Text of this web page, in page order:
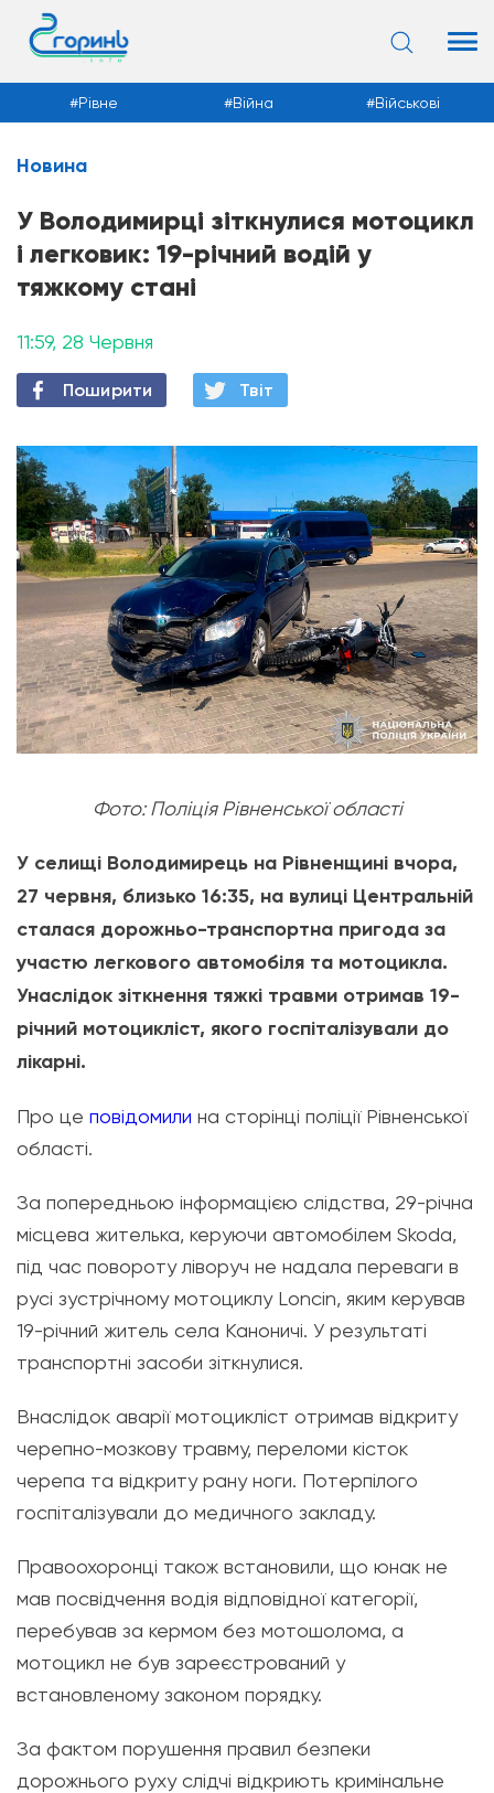
Новини
Рівне Війна Військові
Новина
У Володимирці зіткнулися мотоцикл
і легковик: 19-річний водій у
тяжкому стані
11:59, 28 Червня
Поширити Твiт
Фото: Поліція Рівненської області
У селищі Володимирець на Рівненщині вчора,
27 червня, близько 16:35, на вулиці Центральній
сталася дорожньо-транспортна пригода за
участю легкового автомобіля та мотоцикла.
Унаслідок зіткнення тяжкі травми отримав 19-
річний мотоцикліст, якого госпіталізували до
лікарні.
Про це повідомили на сторінці поліції Рівненської
області.
За попередньою інформацією слідства, 29-річна
місцева жителька, керуючи автомобілем Skoda,
під час повороту ліворуч не надала переваги в
русі зустрічному мотоциклу Loncin, яким керував
19-річний житель села Каноничі. У результаті
транспортні засоби зіткнулися.
Внаслідок аварії мотоцикліст отримав відкриту
черепно-мозкову травму, переломи кісток
черепа та відкриту рану ноги. Потерпілого
госпіталізували до медичного закладу.
Правоохоронці також встановили, що юнак не
мав посвідчення водія відповідної категорії,
перебував за кермом без мотошолома, а
мотоцикл не був зареєстрований у
встановленому законом порядку.
За фактом порушення правил безпеки
дорожнього руху слідчі відкриють кримінальне